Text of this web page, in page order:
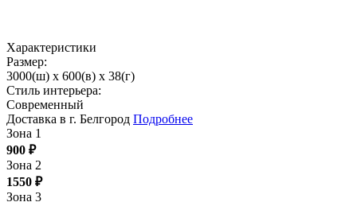
Характеристики
Размер:
3000(ш) x 600(в) x 38(г)
Стиль интерьера:
Современный
Доставка в г. Белгород Подробнее
Зона 1
900 ₽
Зона 2
1550 ₽
Зона 3